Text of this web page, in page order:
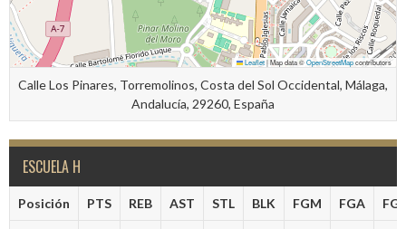
Leaflet|Map data ©OpenStreetMapcontributors
Calle Los Pinares, Torremolinos, Costa del Sol Occidental, Málaga,
Andalucía, 29260, España
ESCUELA H
Posición PTS REB AST STL BLK FGM FGA